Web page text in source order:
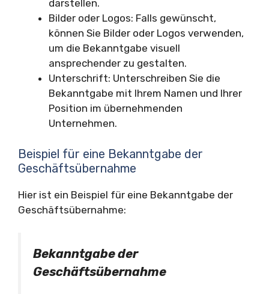
darstellen.
Bilder oder Logos: Falls gewünscht,
können Sie Bilder oder Logos verwenden,
um die Bekanntgabe visuell
ansprechender zu gestalten.
Unterschrift: Unterschreiben Sie die
Bekanntgabe mit Ihrem Namen und Ihrer
Position im übernehmenden
Unternehmen.
Beispiel für eine Bekanntgabe der
Geschäftsübernahme
Hier ist ein Beispiel für eine Bekanntgabe der
Geschäftsübernahme:
Bekanntgabe der
Geschäftsübernahme